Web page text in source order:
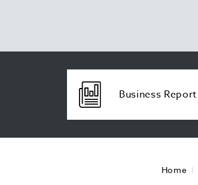
Business Report
Home